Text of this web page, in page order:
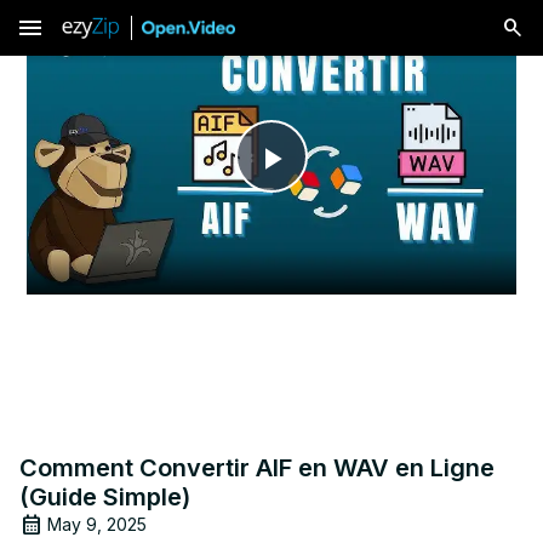
menu
Play
Video
Comment Convertir AIF en WAV en Ligne
(Guide Simple)
May 9, 2025